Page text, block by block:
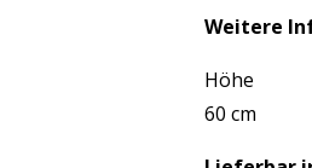
Weitere
Höhe
60 cm